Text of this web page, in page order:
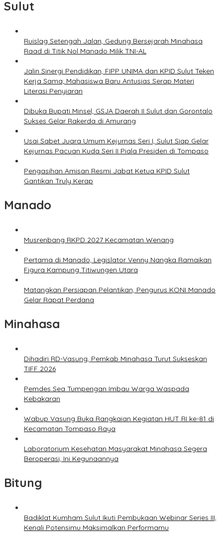
Sulut
Ruislag Setengah Jalan, Gedung Bersejarah Minahasa
Raad di Titik Nol Manado Milik TNI-AL
Jalin Sinergi Pendidikan, FIPP UNIMA dan KPID Sulut Teken
Kerja Sama; Mahasiswa Baru Antusias Serap Materi
Literasi Penyiaran
Dibuka Bupati Minsel, GSJA Daerah II Sulut dan Gorontalo
Sukses Gelar Rakerda di Amurang
Usai Sabet Juara Umum Kejurnas Seri I, Sulut Siap Gelar
Kejurnas Pacuan Kuda Seri II Piala Presiden di Tompaso
Pengasihan Amisan Resmi Jabat Ketua KPID Sulut
Gantikan Truly Kerap
Manado
Musrenbang RKPD 2027 Kecamatan Wenang
Pertama di Manado, Legislator Venny Nangka Ramaikan
Figura Kampung Titiwungen Utara
Matangkan Persiapan Pelantikan, Pengurus KONI Manado
Gelar Rapat Perdana
Minahasa
Dihadiri RD-Vasung, Pemkab Minahasa Turut Sukseskan
TIFF 2026
Pemdes Sea Tumpengan Imbau Warga Waspada
Kebakaran
Wabup Vasung Buka Rangkaian Kegiatan HUT RI ke-81 di
Kecamatan Tompaso Raya
Laboratorium Kesehatan Masyarakat Minahasa Segera
Beroperasi, Ini Kegunaannya
Bitung
Badiklat Kumham Sulut Ikuti Pembukaan Webinar Series III,
Kenali Potensimu Maksimalkan Performamu